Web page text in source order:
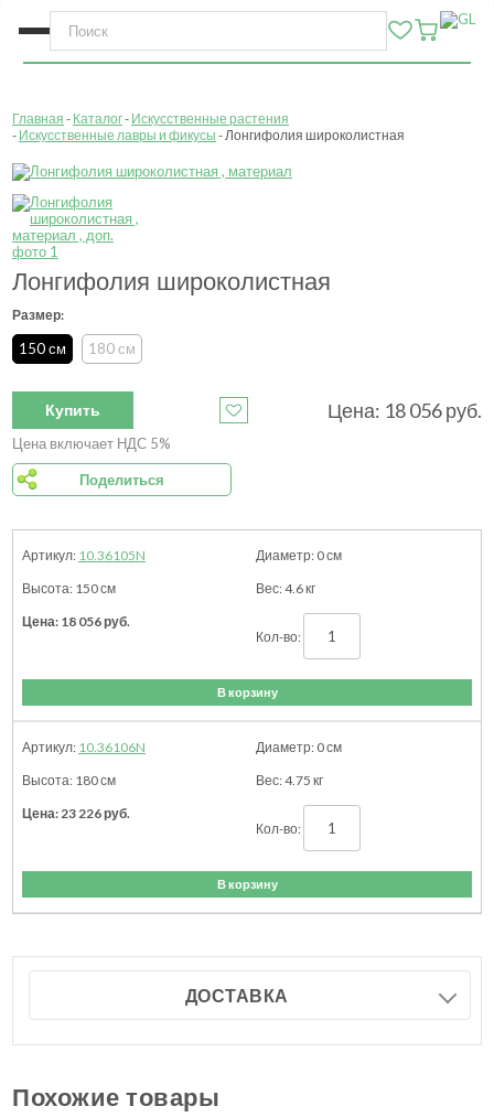
Главная Каталог Искусственные растения
Искусственные лавры и фикусы Лонгифолия широколистная
Лонгифолия широколистная
Размер:
150 см 180 см
Купить Цена: 18 056руб.
Цена включает НДС 5%
Поделиться
10.36105N 0см
150см 4.6кг
18 056руб.
В корзину
10.36106N 0см
180см 4.75 кг
23 226руб.
В корзину
ДОСТАВКА
Похожие товары